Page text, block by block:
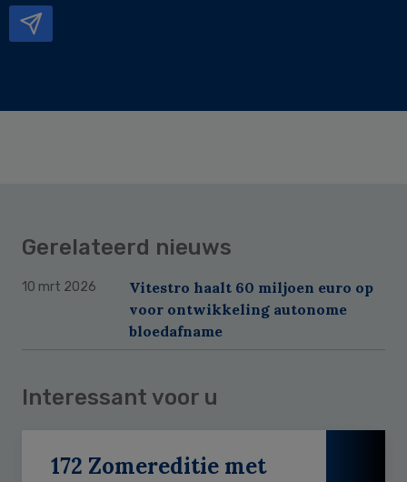
Gerelateerd nieuws
10 mrt 2026
Vitestro haalt 60 miljoen euro op
voor ontwikkeling autonome
bloedafname
Interessant voor u
172 Zomereditie met